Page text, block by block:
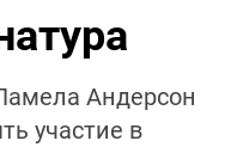
Андерсон
участие в